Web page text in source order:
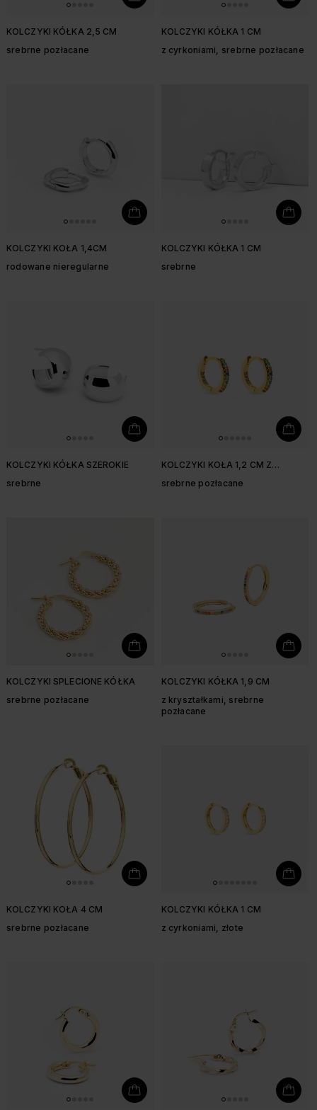
KOLCZYKI KÓŁKA 2,5 CM
srebrne pozłacane
KOLCZYKI KÓŁKA 1 CM
z cyrkoniami, srebrne pozłacane
KOLCZYKI KOŁA 1,4CM
rodowane nieregularne
KOLCZYKI KÓŁKA 1 CM
srebrne
KOLCZYKI KÓŁKA SZEROKIE
srebrne
KOLCZYKI KOŁA 1,2 CM Z
srebrne pozłacane
KOLCZYKI SPLECIONE KÓŁKA
srebrne pozłacane
KOLCZYKI KÓŁKA 1,9 CM
z kryształkami, srebrne
pozłacane
KOLCZYKI KOŁA 4 CM
srebrne pozłacane
KOLCZYKI KÓŁKA 1 CM
z cyrkoniami, złote